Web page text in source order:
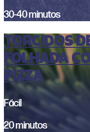
30-40 minutos
Torcidos
folhada
pizza
Fácil
20 minutos